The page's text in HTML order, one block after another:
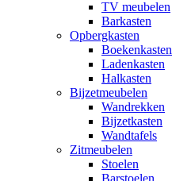
TV meubelen
Barkasten
Opbergkasten
Boekenkasten
Ladenkasten
Halkasten
Bijzetmeubelen
Wandrekken
Bijzetkasten
Wandtafels
Zitmeubelen
Stoelen
Barstoelen